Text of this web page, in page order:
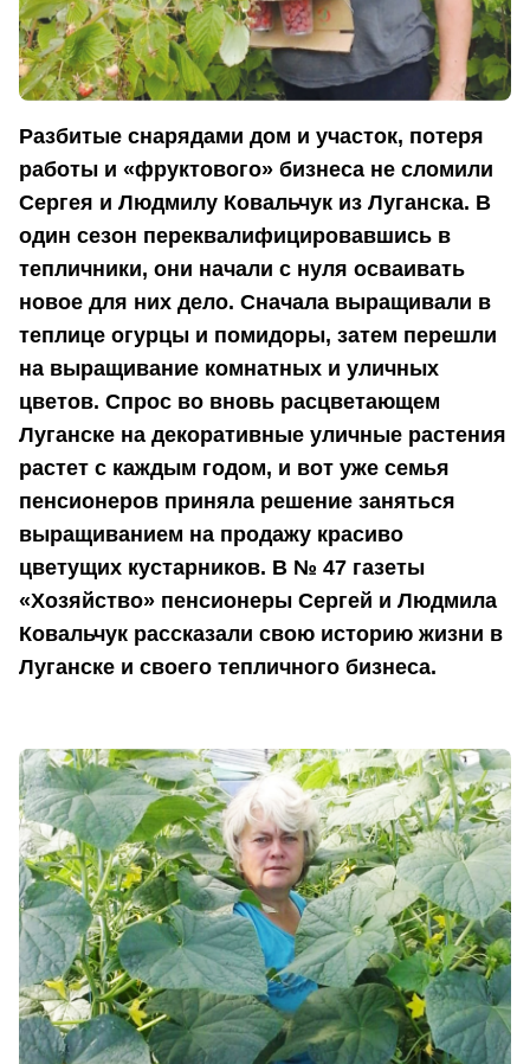
Разбитые снарядами дом и участок, потеря
работы и «фруктового» бизнеса не сломили
Сергея и Людмилу Ковальчук из Луганска. В
один сезон переквалифицировавшись в
тепличники, они начали с нуля осваивать
новое для них дело. Сначала выращивали в
теплице огурцы и помидоры, затем перешли
на выращивание комнатных и уличных
цветов. Спрос во вновь расцветающем
Луганске на декоративные уличные растения
растет с каждым годом, и вот уже семья
пенсионеров приняла решение заняться
выращиванием на продажу красиво
цветущих кустарников. В № 47 газеты
«Хозяйство» пенсионеры Сергей и Людмила
Ковальчук рассказали свою историю жизни в
Луганске и своего тепличного бизнеса.